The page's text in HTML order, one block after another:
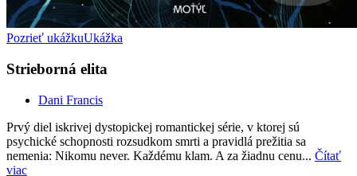
Pozrieť ukážkuUkážka
Strieborná elita
Dani Francis
Prvý diel iskrivej dystopickej romantickej série, v ktorej sú
psychické schopnosti rozsudkom smrti a pravidlá prežitia sa
nemenia: Nikomu never. Každému klam. A za žiadnu cenu... Čítať
viac